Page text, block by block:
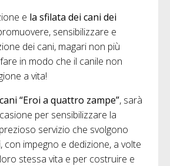
e la sfilata dei cani dei
sensibilizzare e
dei cani, magari non più
in modo che il canile non
a vita!
“Eroi a quattro zampe”, sarà
per sensibilizzare la
servizio che svolgono
con impegno e dedizione, a volte
stessa vita e per costruire e